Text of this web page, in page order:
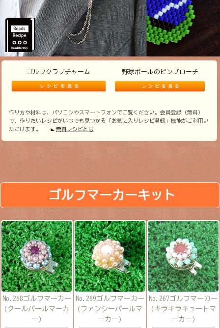
ゴルフクラブチャーム 野球ボールのピンブローチ
作り方や材料は、パソコンやスマートフォンでご覧ください。会員登録（無料）
で、作りたいレシピがいつでも見つかる「お気に入りレシピ登録」機能がご利用い
ただけます。
無料レシピとは
ゴルフマーカーキット
No.268ゴルフマーカー
(クールパールマーカ
ー)
No.269ゴルフマーカー
(ファンシーパールマ
ーカー)
No.267ゴルフマーカー
(キラキラキュートマ
ーカー)